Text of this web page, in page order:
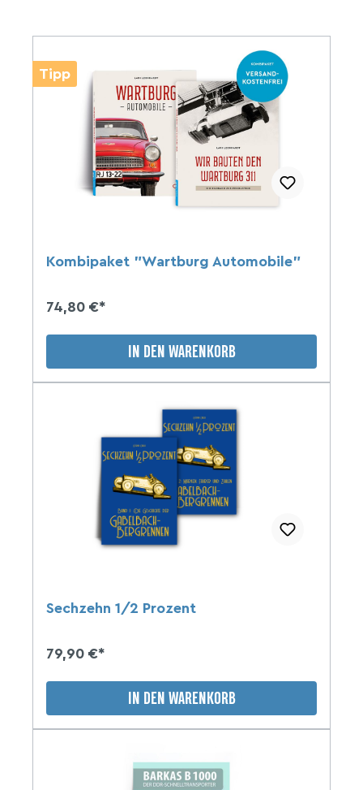
Tipp
Kombipaket "Wartburg Automobile"
74,80 €*
IN DEN WARENKORB
Sechzehn 1/2 Prozent
79,90 €*
IN DEN WARENKORB